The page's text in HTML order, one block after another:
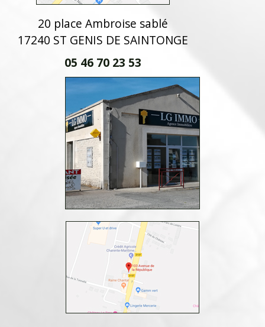
20 place Ambroise sablé
17240 ST GENIS DE SAINTONGE
05 46 70 23 53